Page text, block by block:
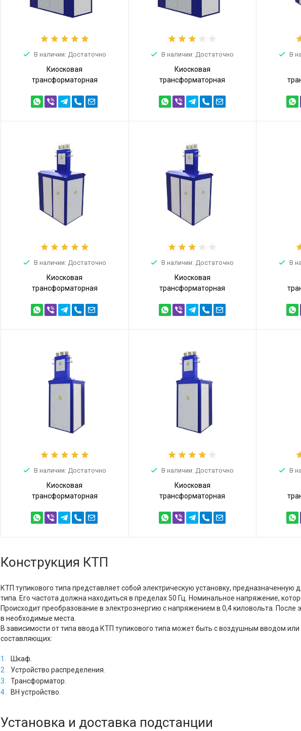
В наличии: Достаточно
Киосковая
трансформаторная
10/0,4 (КТПТ-250/10/0,4)
В наличии: Достаточно
Киосковая
трансформаторная
6/0,4 (КТПТ-250/6/0,4)
В
10/
В наличии: Достаточно
Киосковая
трансформаторная
10/0,4 (КТПТ-100/10/0,4)
В наличии: Достаточно
Киосковая
трансформаторная
6/0,4 (КТПТ-100/6/0,4)
В
10/
В наличии: Достаточно
Киосковая
трансформаторная
10/0,4 (КТПТ-40/10/0,4)
В наличии: Достаточно
Киосковая
трансформаторная
6/0,4 (КТПТ-40/6/0,4)
В
10/
Конструкция КТП
КТП тупикового типа представляет собой электрическую установку,
типа. Его частота должна находиться в пределах 50 Гц. Номинальное напряжение,
Происходит преобразование в электроэнергию с напряжением в 0,4 киловольта.
в необходимые места.
В зависимости от типа ввода КТП тупикового типа может быть с воздушным вводом
составляющих:
Шкаф.
Устройство распределения.
Трансформатор.
ВН устройство.
Установка и доставка подстанции